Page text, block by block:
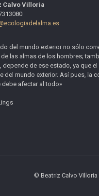
Calvo Villoria
del mundo exterior no sólo
las almas de los hombres;
depende de ese estado, ya que el
del mundo exterior. Así pues, la
debe afectar al todo»
© Beatriz Calvo Villoria